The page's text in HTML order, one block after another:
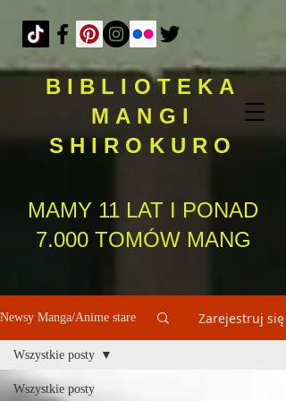
BIBLIOTEKA
MANGI
SHIROKURO
MAMY 11 LAT I PONAD
7.000 TOMÓW MANG
Newsy Manga/Anime stare Zarejestruj się
Wszystkie posty
Wszystkie posty